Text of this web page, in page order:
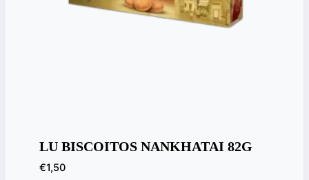
LU BISCOITOS NANKHATAI 82G
€1,50